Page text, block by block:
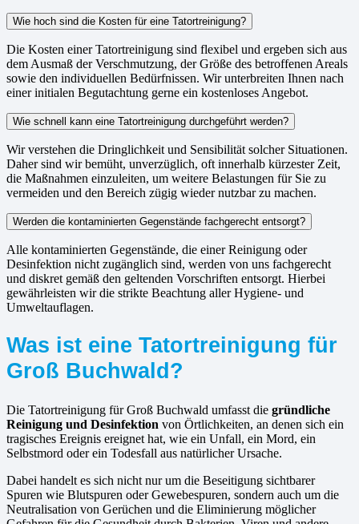
Wie hoch sind die Kosten für eine Tatortreinigung?
Die Kosten einer Tatortreinigung sind flexibel und ergeben sich aus
dem Ausmaß der Verschmutzung, der Größe des betroffenen Areals
sowie den individuellen Bedürfnissen. Wir unterbreiten Ihnen nach
einer initialen Begutachtung gerne ein kostenloses Angebot.
Wie schnell kann eine Tatortreinigung durchgeführt werden?
Wir verstehen die Dringlichkeit und Sensibilität solcher Situationen.
Daher sind wir bemüht, unverzüglich, oft innerhalb kürzester Zeit,
die Maßnahmen einzuleiten, um weitere Belastungen für Sie zu
vermeiden und den Bereich zügig wieder nutzbar zu machen.
Werden die kontaminierten Gegenstände fachgerecht entsorgt?
Alle kontaminierten Gegenstände, die einer Reinigung oder
Desinfektion nicht zugänglich sind, werden von uns fachgerecht
und diskret gemäß den geltenden Vorschriften entsorgt. Hierbei
gewährleisten wir die strikte Beachtung aller Hygiene- und
Umweltauflagen.
Was ist eine Tatortreinigung für
Groß Buchwald?
Die Tatortreinigung für Groß Buchwald umfasst die gründliche
Reinigung und Desinfektion von Örtlichkeiten, an denen sich ein
tragisches Ereignis ereignet hat, wie ein Unfall, ein Mord, ein
Selbstmord oder ein Todesfall aus natürlicher Ursache.
Dabei handelt es sich nicht nur um die Beseitigung sichtbarer
Spuren wie Blutspuren oder Gewebespuren, sondern auch um die
Neutralisation von Gerüchen und die Eliminierung möglicher